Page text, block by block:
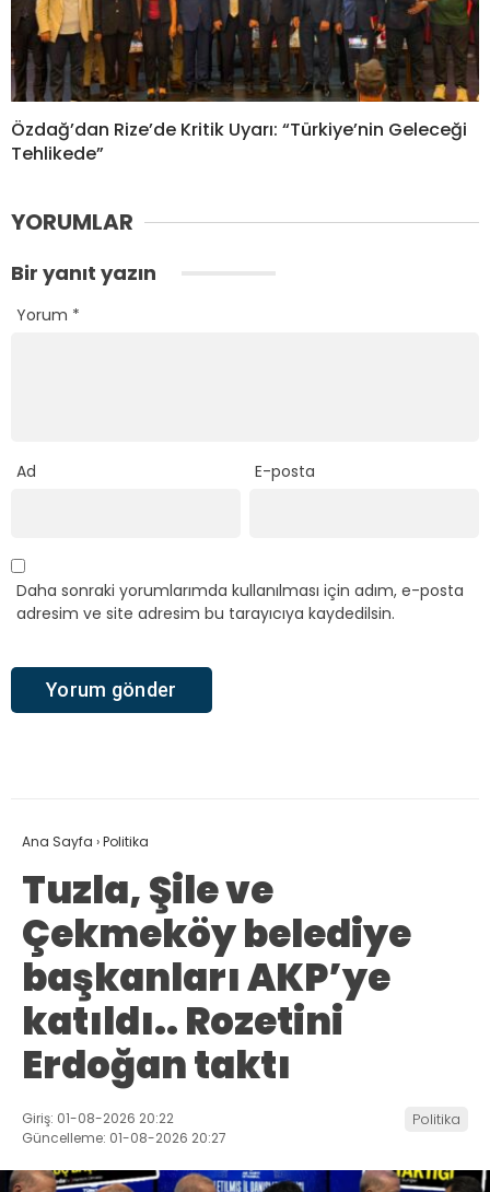
Özdağ’dan Rize’de Kritik Uyarı: “Türkiye’nin Geleceği
Tehlikede”
YORUMLAR
Bir yanıt yazın
Yorum *
Ad E-posta
Daha sonraki yorumlarımda kullanılması için adım, e-posta
adresim ve site adresim bu tarayıcıya kaydedilsin.
Ana Sayfa ›Politika
Tuzla, Şile ve
Çekmeköy belediye
başkanları AKP’ye
katıldı.. Rozetini
Erdoğan taktı
Giriş: 01-08-2026 20:22
Güncelleme: 01-08-2026 20:27
Politika